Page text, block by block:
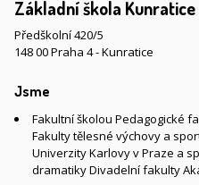
Základní škola Kunratice
Předškolní 420/5
148 00 Praha 4 - Kunratice
Jsme
Fakultní školou Pedagogické
Fakulty tělesné výchovy a
Univerzity Karlovy v Praze a
dramatiky Divadelní fakulty